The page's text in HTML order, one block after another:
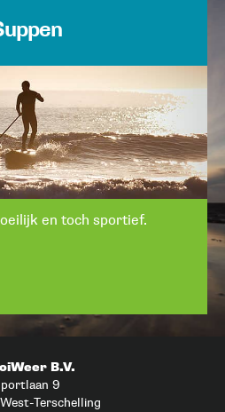
en toch sportief.
B.V.
9
Terschelling